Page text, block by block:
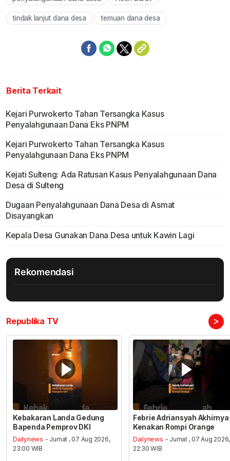
tindak lanjut dana desa temuan dana desa
Berita Terkait
Kejari Purwokerto Tahan Tersangka Kasus
Penyalahgunaan Dana Eks PNPM
Kejari Purwokerto Tahan Tersangka Kasus
Penyalahgunaan Dana Eks PNPM
Kejati Sulteng: Ada Ratusan Kasus Penyalahgunaan Dana
Desa di Sulteng
Dugaan Penyalahgunaan Dana Desa di Asmat
Disayangkan
Kepala Desa Gunakan Dana Desa untuk Kawin Lagi
Rekomendasi
Republika TV >
Kebakaran Landa Gedung
Bapenda Pemprov DKI
Dailynews - Jumat , 07 Aug 2026,
23:00 WIB
Febrie Adriansyah Akhirnya
Kenakan Rompi Orange
Dailynews - Jumat , 07 Aug 2026,
22:30 WIB